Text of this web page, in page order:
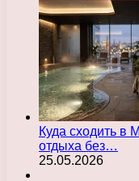
Куда сходить в
отдыха без…
25.05.2026